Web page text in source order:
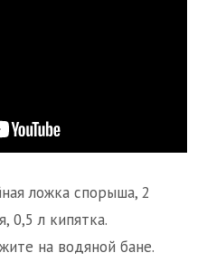
ложка спорыша, 2
0,5 л кипятка.
на водяной бане.